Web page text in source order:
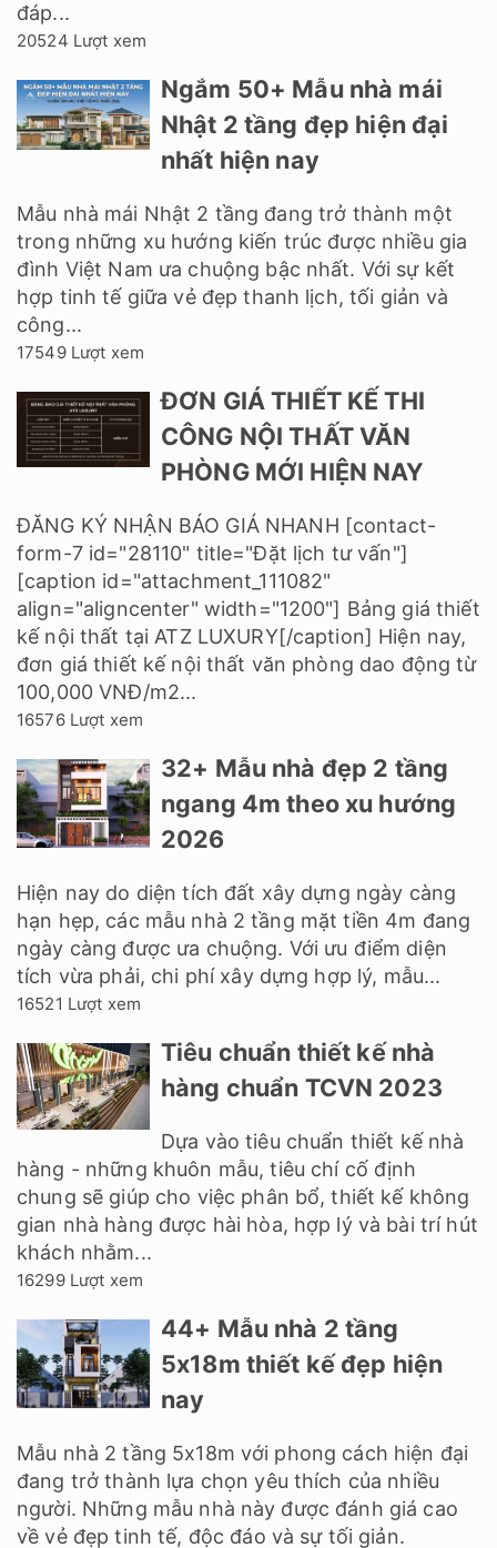
đáp...
20524 Lượt xem
Ngắm 50+ Mẫu nhà mái
Nhật 2 tầng đẹp hiện đại
nhất hiện nay
Mẫu nhà mái Nhật 2 tầng đang trở thành một
trong những xu hướng kiến trúc được nhiều gia
đình Việt Nam ưa chuộng bậc nhất. Với sự kết
hợp tinh tế giữa vẻ đẹp thanh lịch, tối giản và
công...
17549 Lượt xem
ĐƠN GIÁ THIẾT KẾ THI
CÔNG NỘI THẤT VĂN
PHÒNG MỚI HIỆN NAY
ĐĂNG KÝ NHẬN BÁO GIÁ NHANH [contact-
form-7 id="28110" title="Đặt lịch tư vấn"]
[caption id="attachment_111082"
align="aligncenter" width="1200"] Bảng giá thiết
kế nội thất tại ATZ LUXURY[/caption] Hiện nay,
đơn giá thiết kế nội thất văn phòng dao động từ
100,000 VNĐ/m2...
16576 Lượt xem
32+ Mẫu nhà đẹp 2 tầng
ngang 4m theo xu hướng
2026
Hiện nay do diện tích đất xây dựng ngày càng
hạn hẹp, các mẫu nhà 2 tầng mặt tiền 4m đang
ngày càng được ưa chuộng. Với ưu điểm diện
tích vừa phải, chi phí xây dựng hợp lý, mẫu...
16521 Lượt xem
Tiêu chuẩn thiết kế nhà
hàng chuẩn TCVN 2023
Dựa vào tiêu chuẩn thiết kế nhà
hàng - những khuôn mẫu, tiêu chí cố định
chung sẽ giúp cho việc phân bổ, thiết kế không
gian nhà hàng được hài hòa, hợp lý và bài trí hút
khách nhằm...
16299 Lượt xem
44+ Mẫu nhà 2 tầng
5x18m thiết kế đẹp hiện
nay
Mẫu nhà 2 tầng 5x18m với phong cách hiện đại
đang trở thành lựa chọn yêu thích của nhiều
người. Những mẫu nhà này được đánh giá cao
về vẻ đẹp tinh tế, độc đáo và sự tối giản.